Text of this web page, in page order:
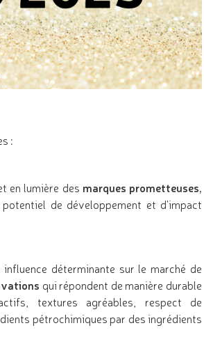
:
en lumière des marques prometteuses,
de développement et d'impact
déterminante sur le marché de
qui répondent de manière durable
textures agréables, respect de
pétrochimiques par des ingrédients